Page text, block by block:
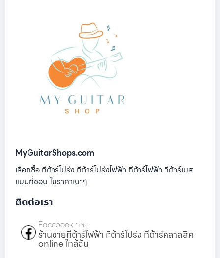
MyGuitarShops.com
เลือกซื้อ กีต้าร์โปร่ง กีต้าร์โปร่งไฟฟ้า กีต้าร์ไฟฟ้า กีต้าร์เบส
แบบที่ชอบ ในราคาเบาๆ
ติดต่อเรา
Facebook คลิก
ร้านขายกีต้าร์ไฟฟ้า กีต้าร์โปร่ง กีต้าร์คลาสสิค
online ใกล้ฉัน